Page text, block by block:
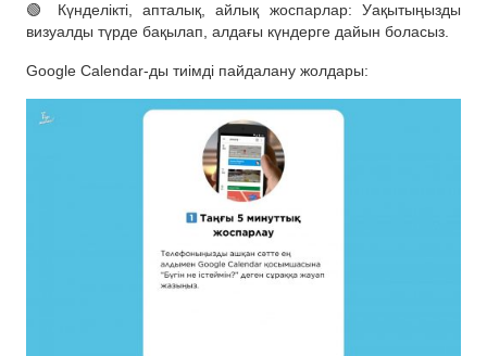
🟢 Күнделікті, апталық, айлық жоспарлар: Уақытыңызды
визуалды түрде бақылап, алдағы күндерге дайын боласыз.
Google Calendar-ды тиімді пайдалану жолдары: